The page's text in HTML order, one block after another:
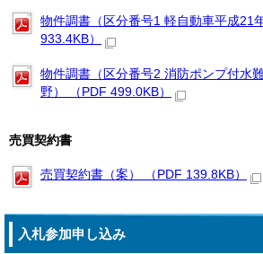
物件調書（区分番号1 軽自動車平成21
933.4KB）
物件調書（区分番号2 消防ポンプ付水
野） （PDF 499.0KB）
売買契約書
売買契約書（案） （PDF 139.8KB）
入札参加申し込み